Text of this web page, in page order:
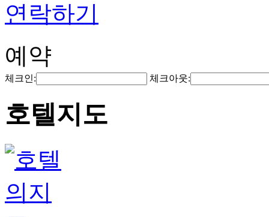
연락하기
예약
체크인: 체크아웃:
호텔지도